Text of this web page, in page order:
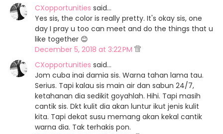
CXopportunities said…
Yes sis, the color is really pretty. It's okay sis, one
day I pray u too can meet and do the things that u
like together 😊
December 5, 2018 at 3:22 PM
CXopportunities said…
Jom cuba inai damia sis. Warna tahan lama tau.
Serius. Tapi kalau sis main air dan sabun 24/7,
ketahanan dia sedikit goyahlah. Hihi. Tapi masih
cantik sis. Dkt kulit dia akan luntur ikut jenis kulit
kita. Tapi dekat susu memang akan kekal cantik
warna dia. Tak terhakis pon.